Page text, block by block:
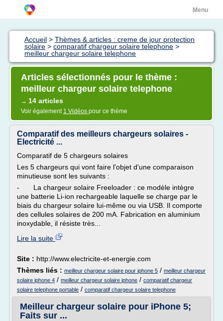
Menu
Accueil > Thèmes & articles : creme de jour protection
solaire > comparatif chargeur solaire telephone >
meilleur chargeur solaire telephone
Articles sélectionnés pour le thème :
meilleur chargeur solaire telephone
→ 14 articles
Voir également 1 Vidéos pour ce thème
Comparatif des meilleurs chargeurs solaires -
Electricité ...
Comparatif de 5 chargeurs solaires
Les 5 chargeurs qui vont faire l'objet d'une comparaison
minutieuse sont les suivants :
- La chargeur solaire Freeloader : ce modèle intègre
une batterie Li-ion rechargeable laquelle se charge par le
biais du chargeur solaire lui-même ou via USB. Il comporte
des cellules solaires de 200 mA. Fabrication en aluminium
inoxydable, il résiste très...
Lire la suite
Site : http://www.electricite-et-energie.com
Thèmes liés : meilleur chargeur solaire pour iphone 5 / meilleur chargeur
solaire iphone 4 / meilleur chargeur solaire iphone / comparatif chargeur
solaire telephone portable / comparatif chargeur solaire telephone
Meilleur chargeur solaire pour iPhone 5;
Faits sur ...